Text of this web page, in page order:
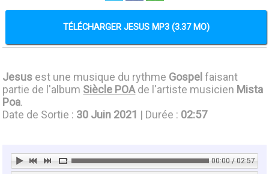
TÉLÉCHARGER JESUS MP3 (3.37 MO)
Jesus est une musique du rythme Gospel faisant
partie de l'album Siècle POAde l'artiste musicien Mista
Poa.
Date de Sortie : 30 Juin 2021 | Durée : 02:57
00:00 / 02:57